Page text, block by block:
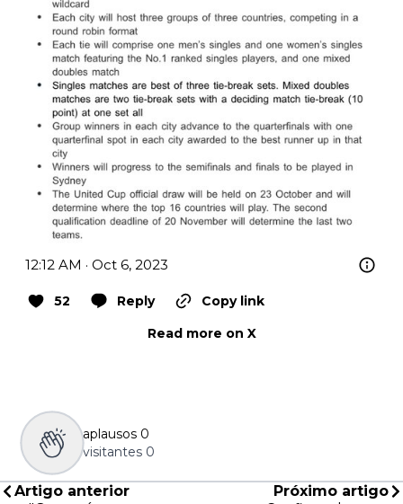
12:12 AM · Oct 6, 2023
52 Reply
Copy link
Read more on X
aplausos 0
visitantes 0
Artigo anterior
Próximo artigo